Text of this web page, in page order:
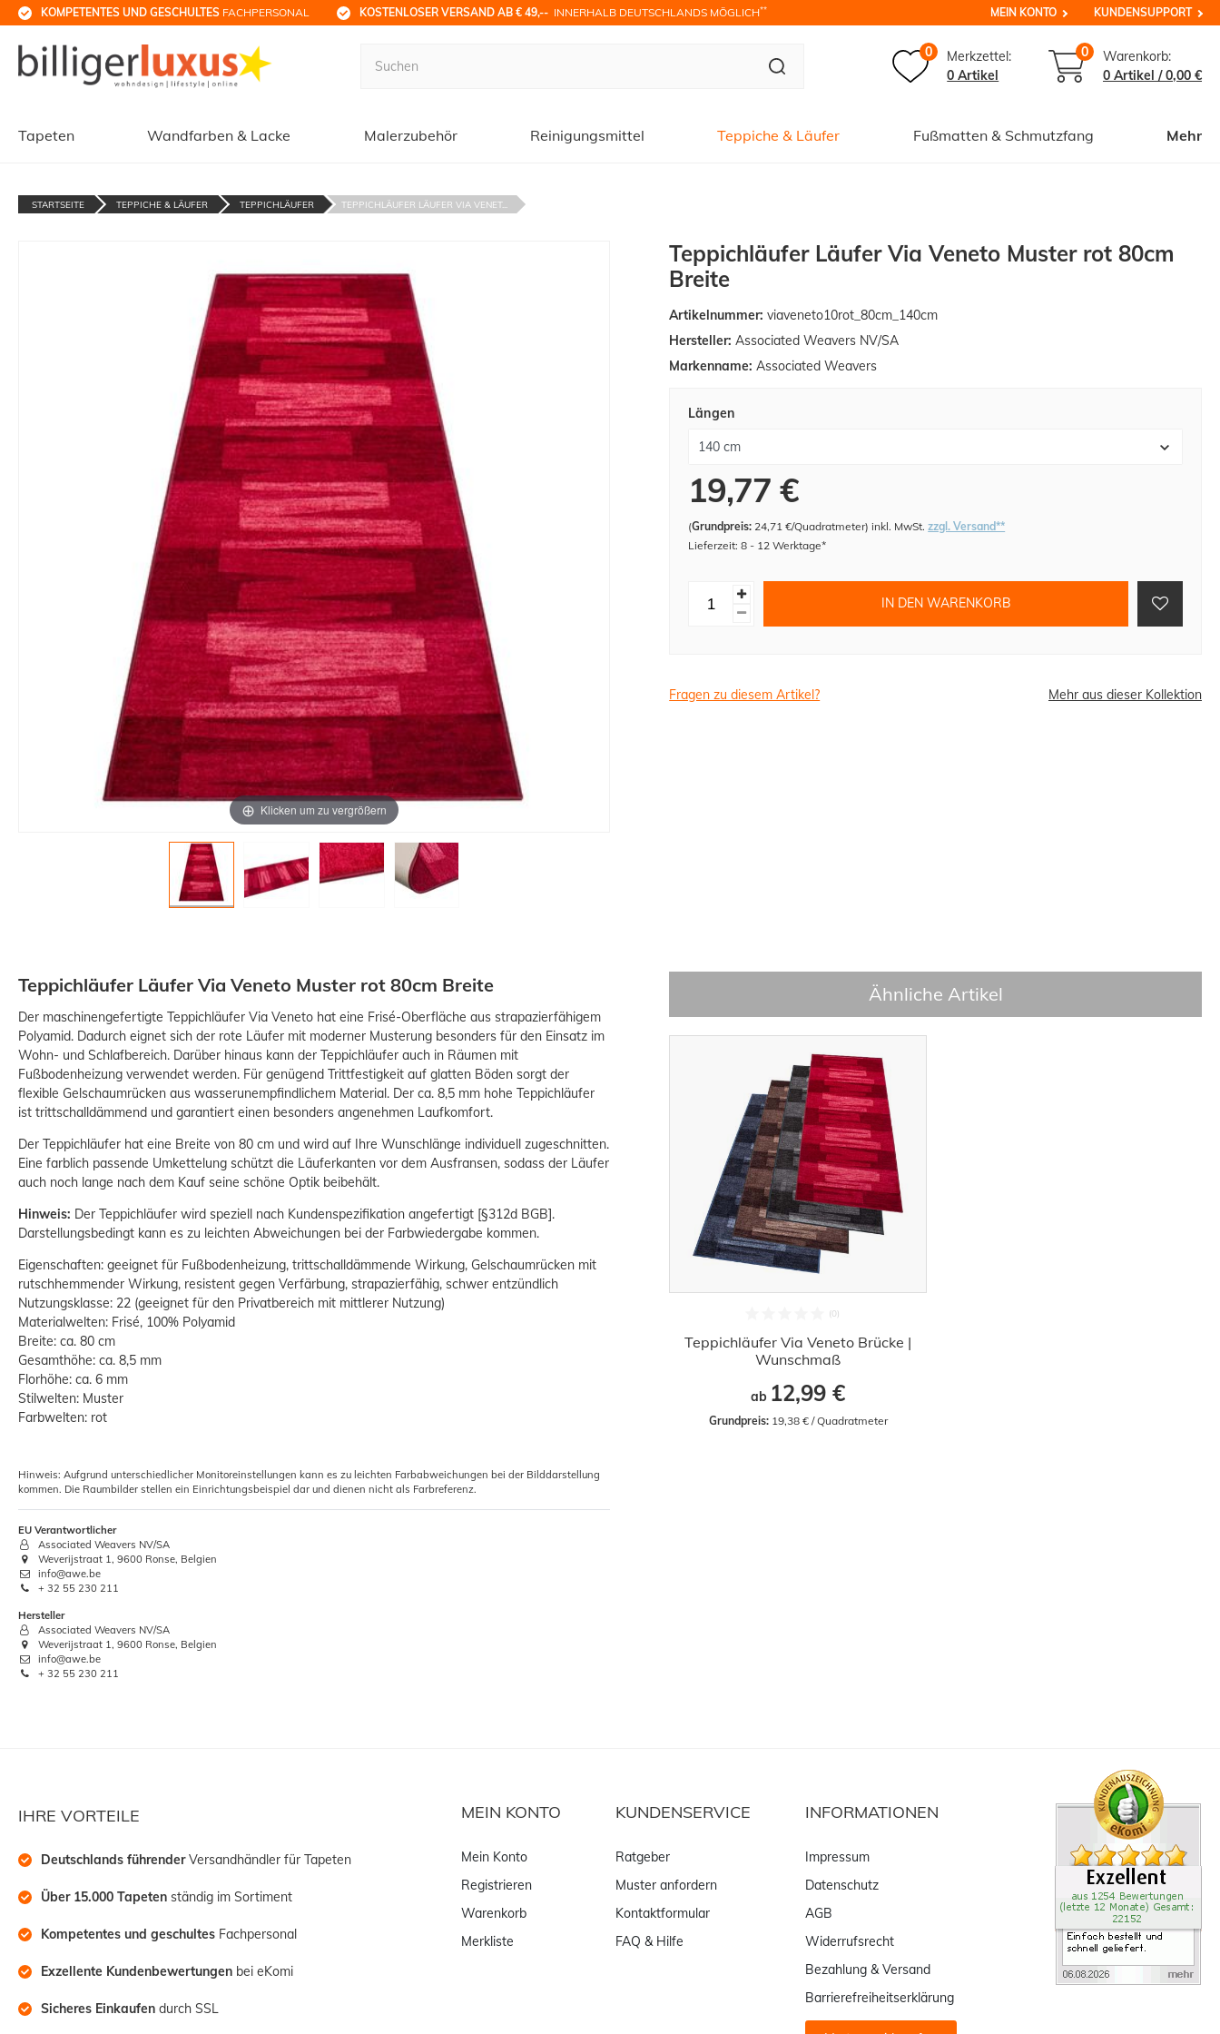
KOMPETENTES UND GESCHULTES FACHPERSONAL KOSTENLOSER VERSAND AB € 49,-- INNERHALB DEUTSCHLANDS MÖGLICH** MEIN KONTO KUNDENSUPPORT
0
Merkzettel:
0 Artikel
0
Warenkorb:
0 Artikel /0,00 €
Tapeten Wandfarben & Lacke Malerzubehör Reinigungsmittel Teppiche & Läufer Fußmatten & Schmutzfang Mehr
STARTSEITE TEPPICHE & LÄUFER TEPPICHLÄUFER TEPPICHLÄUFER LÄUFER VIA VENET...
Klicken um zu vergrößern
Teppichläufer Läufer Via Veneto Muster rot 80cm
Breite
Artikelnummer: viaveneto10rot_80cm_140cm
Hersteller: Associated Weavers NV/SA
Markenname: Associated Weavers
Längen
19,77 €
(Grundpreis: 24,71 €/Quadratmeter)inkl. MwSt.zzgl. Versand**
Lieferzeit: 8 - 12 Werktage*
IN DEN WARENKORB
Fragen zu diesem Artikel? Mehr aus dieser Kollektion
Teppichläufer Läufer Via Veneto Muster rot 80cm Breite
Der maschinengefertigte Teppichläufer Via Veneto hat eine Frisé-Oberfläche aus strapazierfähigem
Polyamid. Dadurch eignet sich der rote Läufer mit moderner Musterung besonders für den Einsatz im
Wohn- und Schlafbereich. Darüber hinaus kann der Teppichläufer auch in Räumen mit
Fußbodenheizung verwendet werden. Für genügend Trittfestigkeit auf glatten Böden sorgt der
flexible Gelschaumrücken aus wasserunempfindlichem Material. Der ca. 8,5 mm hohe Teppichläufer
ist trittschalldämmend und garantiert einen besonders angenehmen Laufkomfort.
Der Teppichläufer hat eine Breite von 80 cm und wird auf Ihre Wunschlänge individuell zugeschnitten.
Eine farblich passende Umkettelung schützt die Läuferkanten vor dem Ausfransen, sodass der Läufer
auch noch lange nach dem Kauf seine schöne Optik beibehält.
Hinweis: Der Teppichläufer wird speziell nach Kundenspezifikation angefertigt [§312d BGB].
Darstellungsbedingt kann es zu leichten Abweichungen bei der Farbwiedergabe kommen.
Eigenschaften: geeignet für Fußbodenheizung, trittschalldämmende Wirkung, Gelschaumrücken mit
rutschhemmender Wirkung, resistent gegen Verfärbung, strapazierfähig, schwer entzündlich
Nutzungsklasse: 22 (geeignet für den Privatbereich mit mittlerer Nutzung)
Materialwelten: Frisé, 100% Polyamid
Breite: ca. 80 cm
Gesamthöhe: ca. 8,5 mm
Florhöhe: ca. 6 mm
Stilwelten: Muster
Farbwelten: rot
Hinweis: Aufgrund unterschiedlicher Monitoreinstellungen kann es zu leichten Farbabweichungen bei der Bilddarstellung
kommen. Die Raumbilder stellen ein Einrichtungsbeispiel dar und dienen nicht als Farbreferenz.
EU Verantwortlicher
Associated Weavers NV/SA
Weverijstraat 1, 9600 Ronse, Belgien
info@awe.be
+ 32 55 230 211
Hersteller
Associated Weavers NV/SA
Weverijstraat 1, 9600 Ronse, Belgien
info@awe.be
+ 32 55 230 211
Ähnliche Artikel
Teppichläufer Via Veneto Brücke |
Wunschmaß
ab 12,99 €
Grundpreis: 19,38 € / Quadratmeter
IHRE VORTEILE
Deutschlands führender Versandhändler für Tapeten
Über 15.000 Tapeten ständig im Sortiment
Kompetentes und geschultes Fachpersonal
Exzellente Kundenbewertungen bei eKomi
Sicheres Einkaufen durch SSL
MEIN KONTO
Mein Konto
Registrieren
Warenkorb
Merkliste
KUNDENSERVICE
Ratgeber
Muster anfordern
Kontaktformular
FAQ & Hilfe
INFORMATIONEN
Impressum
Datenschutz
AGB
Widerrufsrecht
Bezahlung & Versand
Barrierefreiheitserklärung